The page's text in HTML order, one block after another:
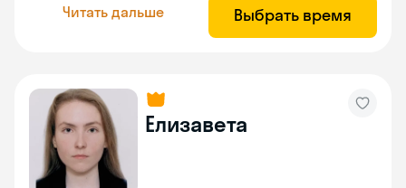
Читать дальше Выбрать время
Елизавета